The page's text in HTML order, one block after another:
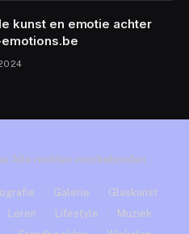
kunst en emotie achter
Alle rechten voorbehouden.
Galerie
Glaskunst
Leren Lifestyle
Muziek